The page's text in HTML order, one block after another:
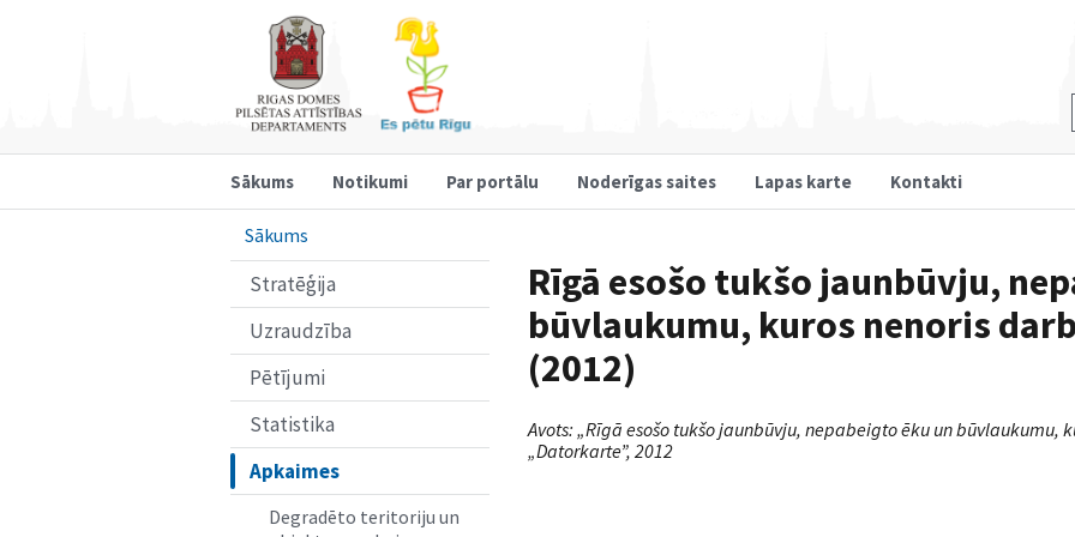
Sākums Notikumi Par portālu Noderīgas saites Lapas karte Kontakti
Sākums
Stratēģija
Uzraudzība
Pētījumi
Statistika
Apkaimes
Degradēto teritoriju un
Rīgā esošo tukšo jaunbūvju,
būvlaukumu, kuros nenoris
(2012)
Avots: „Rīgā esošo tukšo jaunbūvju, nepabeigto ēku un būvlaukumu,
„Datorkarte”, 2012